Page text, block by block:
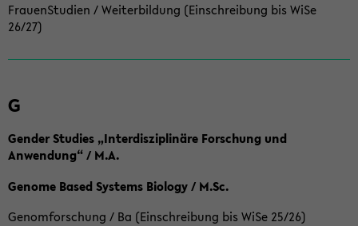
FrauenStudien / Weiterbildung (Einschreibung bis WiSe
26/27)
G
Gender Studies „Interdisziplinäre Forschung und
Anwendung“ / M.A.
Genome Based Systems Biology / M.Sc.
Genomforschung / Ba (Einschreibung bis WiSe 25/26)